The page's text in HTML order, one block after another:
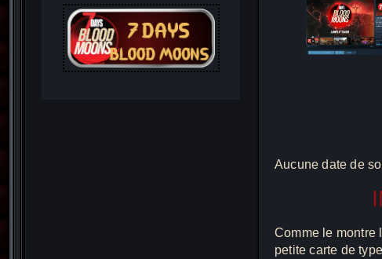
Aucune date de
Comme le montre
petite carte de